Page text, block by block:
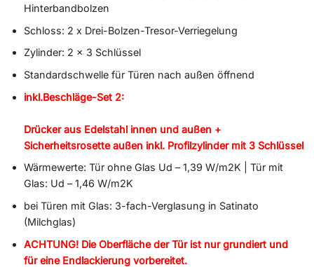
Hinterbandbolzen
Schloss: 2 x Drei-Bolzen-Tresor-Verriegelung
Zylinder: 2 x 3 Schlüssel
Standardschwelle für Türen nach außen öffnend
inkl.Beschläge-Set 2:
Drücker aus Edelstahl innen und außen +
Sicherheitsrosette außen inkl. Profilzylinder mit 3 Schlüssel
Wärmewerte: Tür ohne Glas Ud – 1,39 W/m2K | Tür mit
Glas: Ud – 1,46 W/m2K
bei Türen mit Glas: 3-fach-Verglasung in Satinato
(Milchglas)
ACHTUNG! Die Oberfläche der Tür ist nur grundiert und
für eine Endlackierung vorbereitet.